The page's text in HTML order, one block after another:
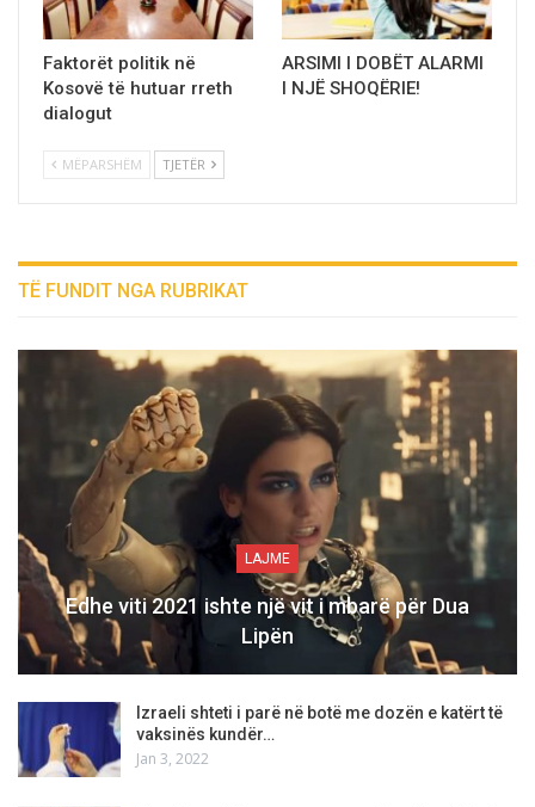
Faktorët politik në
Kosovë të hutuar rreth
dialogut
ARSIMI I DOBËT ALARMI
I NJË SHOQËRIE!
MËPARSHËM TJETËR
TË FUNDIT NGA RUBRIKAT
LAJME
Edhe viti 2021 ishte një vit i mbarë për Dua
Lipën
Izraeli shteti i parë në botë me dozën e katërt të
vaksinës kundër…
Jan 3, 2022